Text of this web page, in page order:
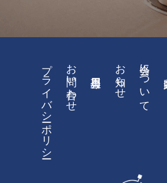
当会について
お知らせ
お問い合わせ
プライバシーポリシー